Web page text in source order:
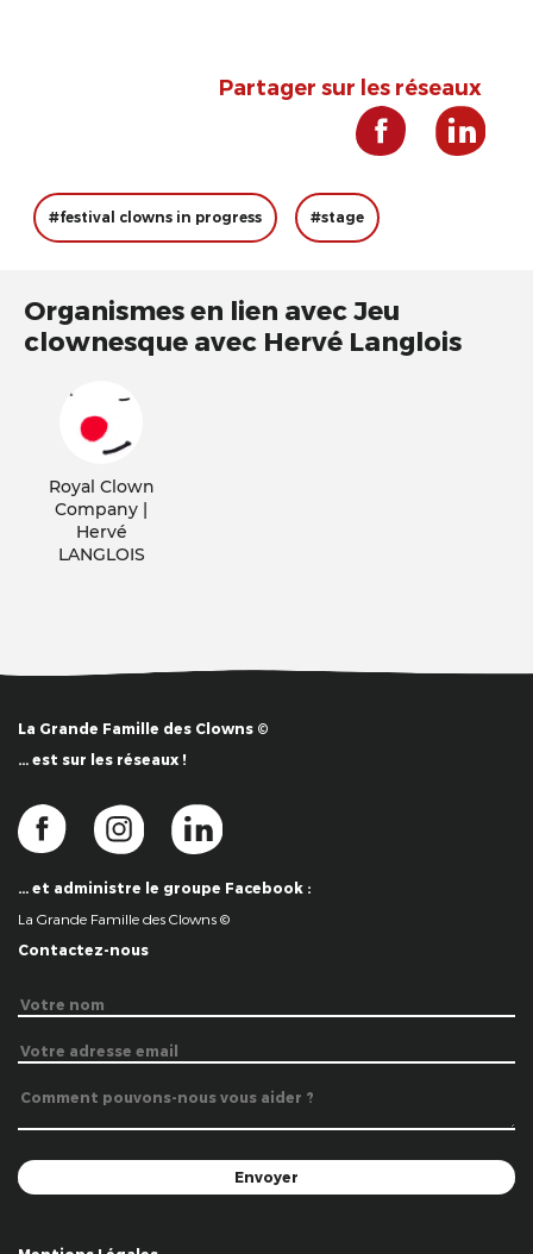
Partager sur les réseaux
#festival clowns in progress #stage
Organismes en lien avec Jeu
clownesque avec Hervé Langlois
Royal Clown
Company |
Hervé
LANGLOIS
La Grande Famille des Clowns ©
… est sur les réseaux !
… et administre le groupe Facebook :
La Grande Famille des Clowns ©
Contactez-nous